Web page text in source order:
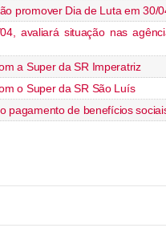
promover Dia de Luta em 30/
avaliará situação nas
a Super da SR Imperatriz
o Super da SR São Luís
pagamento de benefícios